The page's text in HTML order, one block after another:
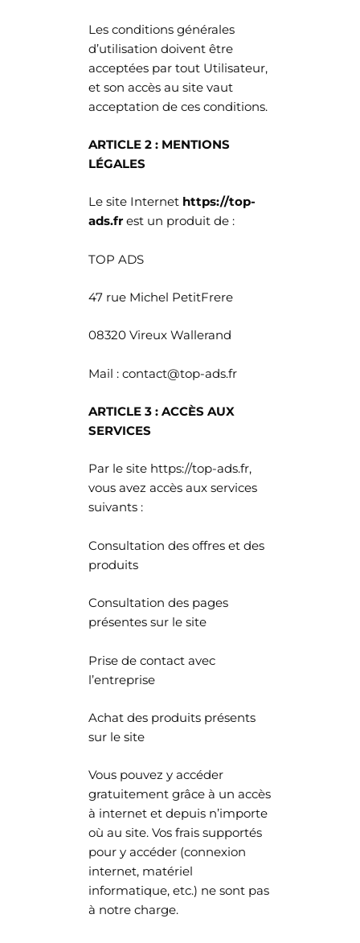
Les conditions générales
d’utilisation doivent être
acceptées par tout Utilisateur,
et son accès au site vaut
acceptation de ces conditions.
ARTICLE 2 : MENTIONS
LÉGALES
Le site Internet https://top-
ads.fr est un produit de :
TOP ADS
47 rue Michel PetitFrere
08320 Vireux Wallerand
Mail : contact@top-ads.fr
ARTICLE 3 : ACCÈS AUX
SERVICES
Par le site https://top-ads.fr,
vous avez accès aux services
suivants :
Consultation des offres et des
produits
Consultation des pages
présentes sur le site
Prise de contact avec
l’entreprise
Achat des produits présents
sur le site
Vous pouvez y accéder
gratuitement grâce à un accès
à internet et depuis n’importe
où au site. Vos frais supportés
pour y accéder (connexion
internet, matériel
informatique, etc.) ne sont pas
à notre charge.